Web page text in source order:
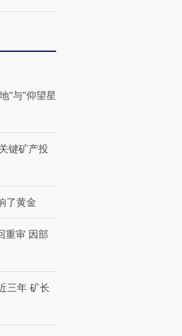
印
视线｜“入侵”还是“人道危
种
三对
CFO：不靠规模取胜，华
住三大增长引擎是什么？
”与“仰望星
键矿产投
了黄金
重审 因部
三年 矿长